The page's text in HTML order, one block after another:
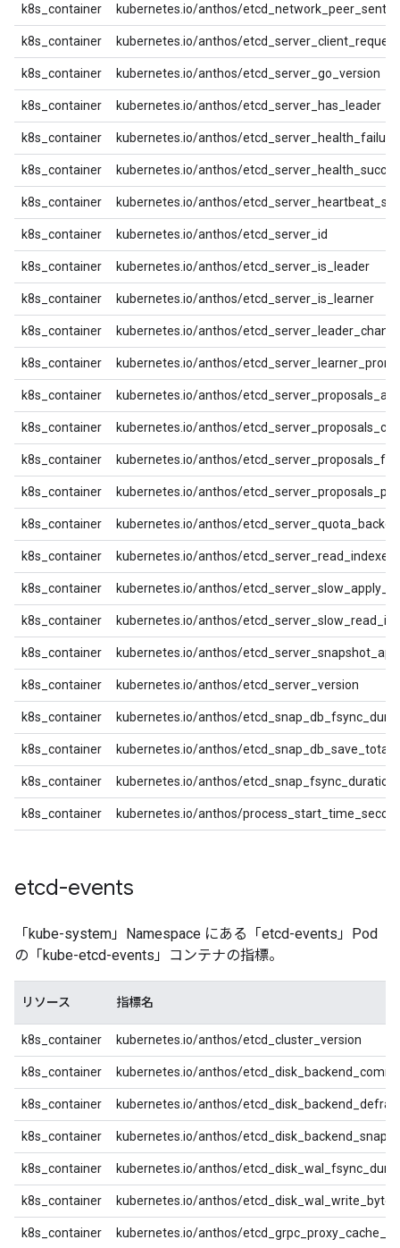
k8s_container kubernetes.io/anthos/
k8s_container kubernetes.io/anthos/
k8s_container kubernetes.io/anthos/etcd_server_go_version
k8s_container kubernetes.io/anthos/etcd_server_has_leader
k8s_container kubernetes.io/anthos/
k8s_container kubernetes.io/anthos/
k8s_container kubernetes.io/anthos/
k8s_container kubernetes.io/anthos/etcd_server_id
k8s_container kubernetes.io/anthos/etcd_server_is_leader
k8s_container kubernetes.io/anthos/etcd_server_is_learner
k8s_container kubernetes.io/anthos/
k8s_container kubernetes.io/anthos/
k8s_container kubernetes.io/anthos/
k8s_container kubernetes.io/anthos/
k8s_container kubernetes.io/anthos/
k8s_container kubernetes.io/anthos/
k8s_container kubernetes.io/anthos/
k8s_container kubernetes.io/anthos/
k8s_container kubernetes.io/anthos/
k8s_container kubernetes.io/anthos/
k8s_container kubernetes.io/anthos/
k8s_container kubernetes.io/anthos/etcd_server_version
k8s_container kubernetes.io/anthos/
k8s_container kubernetes.io/anthos/
k8s_container kubernetes.io/anthos/
k8s_container kubernetes.io/anthos/
etcd-events
「kube-system」Namespace にある「etcd-events」Pod
の「kube-etcd-events」コンテナの指標。
リソース 指標名
k8s_container kubernetes.io/anthos/etcd_cluster_version
k8s_container kubernetes.io/anthos/
k8s_container kubernetes.io/anthos/
k8s_container kubernetes.io/anthos/
k8s_container kubernetes.io/anthos/
k8s_container kubernetes.io/anthos/
k8s_container kubernetes.io/anthos/